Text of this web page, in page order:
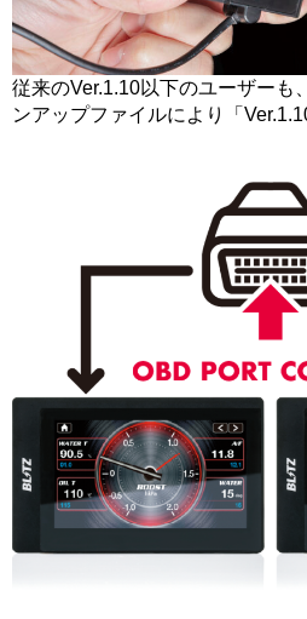
従来のVer.1.10以下のユーザーも
ンアップファイルにより「